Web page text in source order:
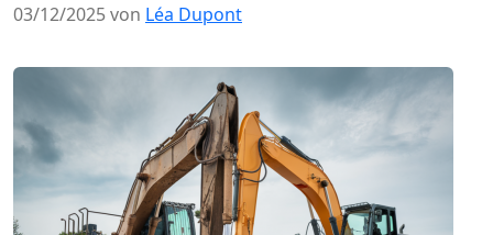
03/12/2025 von Léa Dupont